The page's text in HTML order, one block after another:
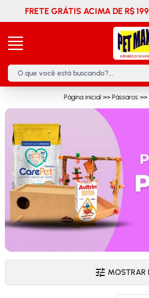
FRETE GRÁTIS ACIMA DE R$
Página inicial >> Pássaros >>
MOSTRAR